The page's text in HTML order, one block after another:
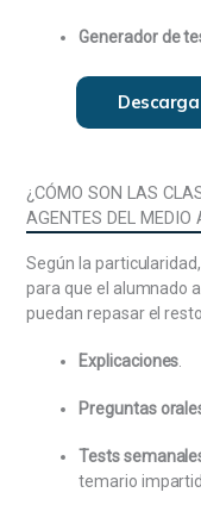
regional de
sus objetivos
Presupuesto
Andalucía:
clasificación
del gasto
control.
Conceptos
desigualdad,
Generador de
¿CÓMO SON LAS
AGENTES DEL
Según la
para que el alumnado
puedan repasar el
Explicaciones
Preguntas
Tests
temario